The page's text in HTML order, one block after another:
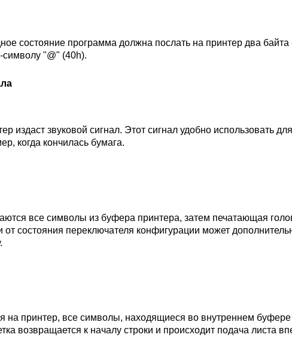
состояние программа должна послать на принтер два байта
символу "@" (40h).
издаст звуковой сигнал. Этот сигнал удобно использовать
когда кончилась бумага.
все символы из буфера принтера, затем печатающая
от состояния переключателя конфигурации может
на принтер, все символы, находящиеся во внутреннем
возвращается к началу строки и происходит подача листа